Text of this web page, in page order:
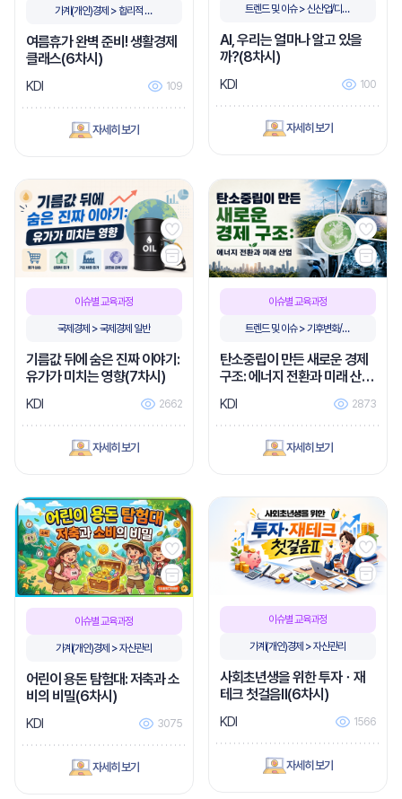
가계(개인)경제 > 합리적 소
여름휴가 완벽 준비! 생활경제
클래스(6차시)
KDI 109
자세히 보기
트렌드 및 이슈 > 신산업/디지
AI, 우리는 얼마나 알고 있을
까?(8차시)
KDI 100
자세히 보기
이슈별 교육과정
국제경제 > 국제경제 일반
기름값 뒤에 숨은 진짜 이야기:
유가가 미치는 영향(7차시)
KDI 2662
자세히 보기
이슈별 교육과정
트렌드 및 이슈 > 기후변화/탄
탄소중립이 만든 새로운 경제
구조: 에너지 전환과 미래 산업
KDI 2873
자세히 보기
이슈별 교육과정
가계(개인)경제 > 자산관리
어린이 용돈 탐험대: 저축과 소
비의 비밀(6차시)
KDI 3075
자세히 보기
이슈별 교육과정
가계(개인)경제 > 자산관리
사회초년생을 위한 투자ㆍ재
테크 첫걸음Ⅱ(6차시)
KDI 1566
자세히 보기